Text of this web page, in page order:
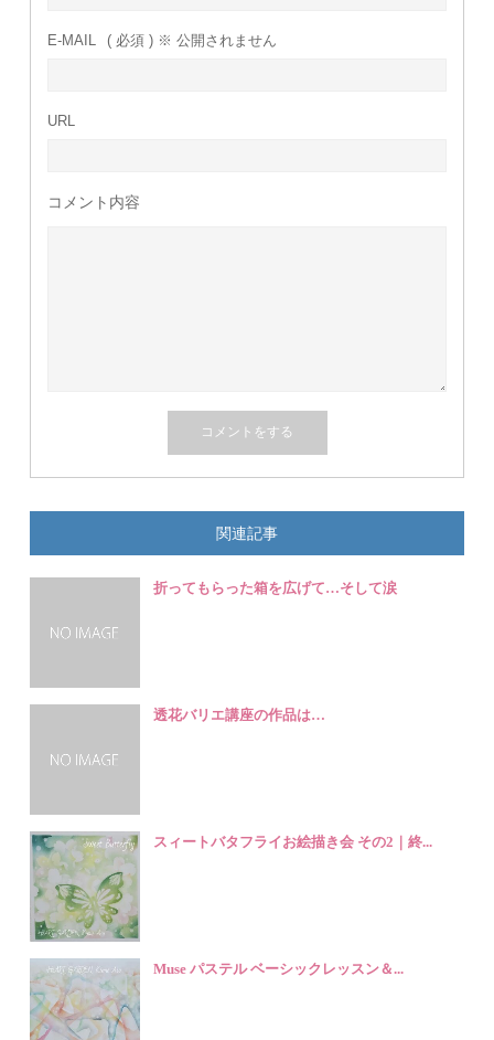
E-MAIL ( 必須 ) ※ 公開されません
URL
コメント内容
関連記事
折ってもらった箱を広げて…そして涙
透花バリエ講座の作品は…
スィートバタフライお絵描き会 その2｜終...
Muse パステル ベーシックレッスン＆...